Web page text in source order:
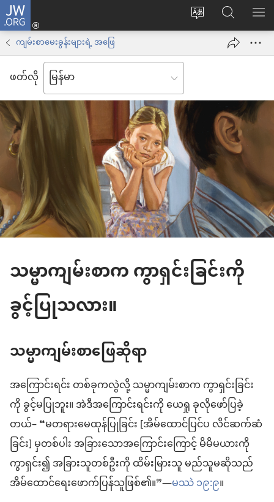
JW.ORG
ဝ
ဘာသာစကား
ပြောင်း
ပါ
Log
in
အသစ်
ဖွ
င့်
နေ
ပါ
တယ်)
JW.ORG
ရှာ
ကျမ်းစာမေးခွန်းများရဲ့ အဖြေ
ဖတ်လို
သမ္မာကျမ်းစာက ကွာရှင်းခြင်းကို
ခွင့်ပြုသလား။
သမ္မာကျမ်းစာဖြေဆိုရာ
အကြောင်းရင်း တစ်ခုကလွဲလို့ သမ္မာကျမ်းစာက ကွာရှင်းခြင်း
ကို ခွင့်မပြုဘူး။ အဲဒီအကြောင်းရင်းကို ယေရှု ခုလိုဖော်ပြခဲ့
တယ်– “မတရားမေထုန်ပြုခြင်း [အိမ်ထောင်ပြင်ပ လိင်ဆက်ဆံ
ခြင်း] မှတစ်ပါး အခြားသောအကြောင်းကြောင့် မိမိမယားကို
ကွာရှင်း၍ အခြားသူတစ်ဦးကို ထိမ်းမြားသူ မည်သူမဆိုသည်
အိမ်ထောင်ရေးဖောက်ပြန်သူဖြစ်၏။”—မဿဲ ၁၉:၉။